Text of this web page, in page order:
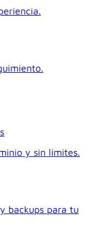
y sin límites.
backups para tu